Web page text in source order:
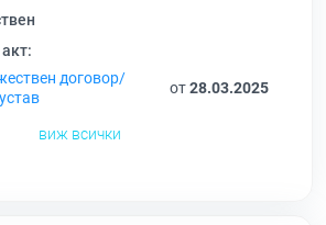
договор/
от28.03.2025
виж всички